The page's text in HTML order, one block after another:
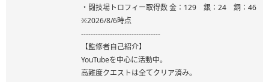
・闘技場トロフィー取得数 金：129 銀：24 銅：46
※2026/8/6時点
---------------------------------
【監修者自己紹介】
YouTubeを中心に活動中。
高難度クエストは全てクリア済み。